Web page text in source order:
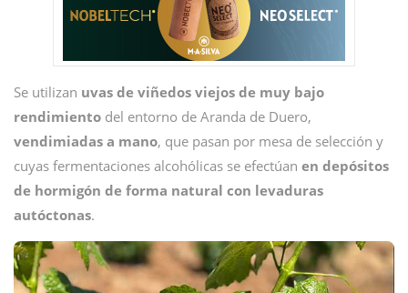
Se utilizan uvas de viñedos viejos de muy bajo
rendimiento del entorno de Aranda de Duero,
vendimiadas a mano, que pasan por mesa de selección y
cuyas fermentaciones alcohólicas se efectúan en depósitos
de hormigón de forma natural con levaduras
autóctonas.